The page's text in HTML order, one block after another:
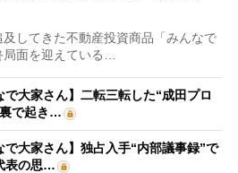
してきた不動産投資商品「みんなで
面を迎えている…
で大家さん】二転三転した“成田プロ
で起き…
で大家さん】独占入手“内部議事録”で
表の思…